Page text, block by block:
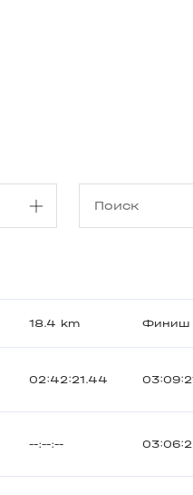
18.4 km Финиш
02:42:21.44
--:--:--